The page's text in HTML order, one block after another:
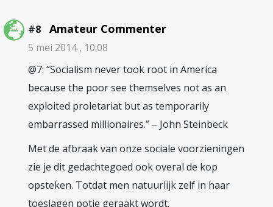
#8 Amateur Commenter
5 mei 2014 , 10:08
@7: “Socialism never took root in America
because the poor see themselves not as an
exploited proletariat but as temporarily
embarrassed millionaires.” – John Steinbeck
Met de afbraak van onze sociale voorzieningen
zie je dit gedachtegoed ook overal de kop
opsteken. Totdat men natuurlijk zelf in haar
toeslagen potje geraakt wordt.